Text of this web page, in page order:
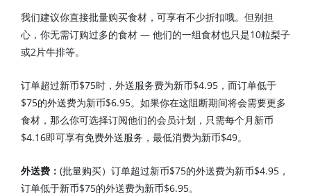
我们建议你直接批量购买食材，可享有不少折扣哦。但别担
心，你无需订购过多的食材 — 他们的一组食材也只是10粒梨子
或2片牛排等。
订单超过新币$75时，外送服务费为新币$4.95，而订单低于
$75的外送费为新币$6.95。如果你在这阻断期间将会需要更多
食材，那么你可选择订阅他们的会员计划，只需每个月新币
$4.16即可享有免费外送服务，最低消费为新币$49。
外送费： (批量购买）订单超过新币$75的外送费为新币$4.95，
订单低于新币$75的外送费为新币$6.95。